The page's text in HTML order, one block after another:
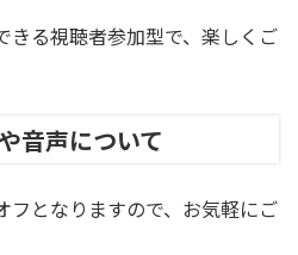
きる視聴者参加型で、楽しくご
音声について
フとなりますので、お気軽にご